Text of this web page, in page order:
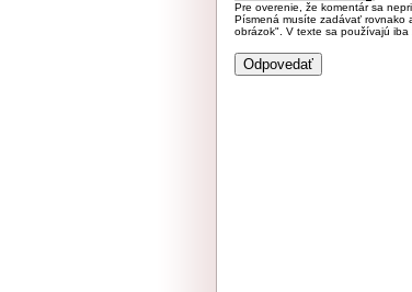
Pre overenie, že komentár sa
Písmená musíte zadávať rovnako
obrázok". V texte sa používajú iba